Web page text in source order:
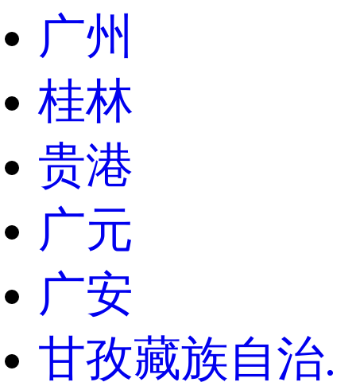
广州
桂林
贵港
广元
广安
甘孜藏族自治.